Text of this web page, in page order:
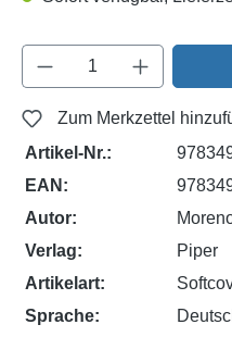
Produkt Anzahl:
Zum Merkzettel
Artikel-Nr.:
EAN:
Autor:
Verlag:
Piper
Artikelart:
Sprache: